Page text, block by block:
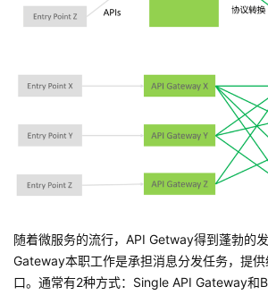
随着微服务的流行，API Getway得到蓬勃的
Gateway本职工作是承担消息分发任务，提供
口。通常有2种方式：Single API Gateway和